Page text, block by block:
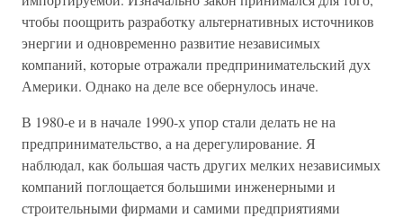
чтобы поощрить разработку альтернативных источников
энергии и одновременно развитие независимых
компаний, которые отражали предпринимательский дух
Америки. Однако на деле все обернулось иначе.
В 1980-е и в начале 1990-х упор стали делать не на
предпринимательство, а на дерегулирование. Я
наблюдал, как большая часть других мелких независимых
компаний поглощается большими инженерными и
строительными фирмами и самими предприятиями